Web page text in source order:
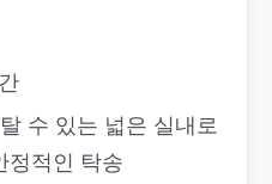
수 있는 넓은 실내로
정적인 탁송